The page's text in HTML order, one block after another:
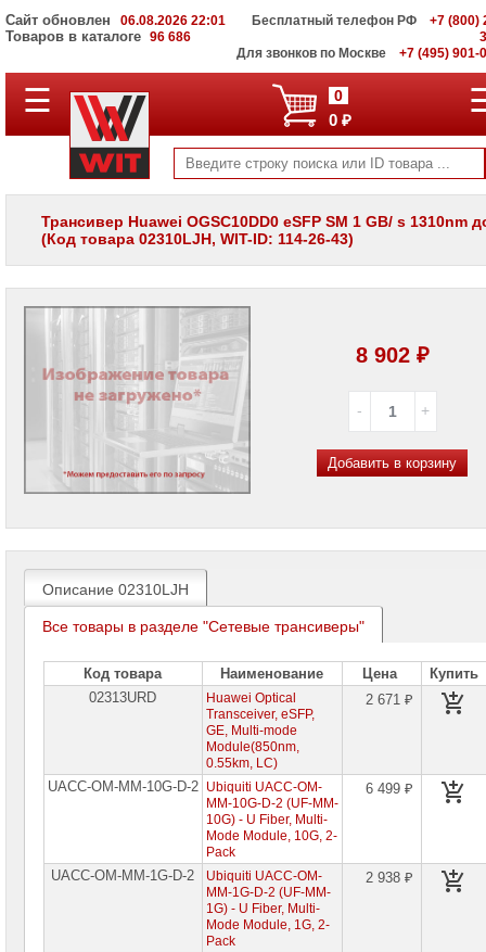
Сайт обновлен 06.08.2026 22:01
Товаров в каталоге 96 686
Бесплатный телефон РФ
+7 (800)
Для звонков по Москве
+7 (495) 901-
ПОЛНЫЙ
КАТАЛОГ
Корпоративные
серверы
WIT
Системы
хранения
VI
Мониторы
и
LCD
панели
проекторов
Brand
Name
Моноблоки
Brand
Компьютеры
МФУ
☰ 0
0 ₽
Трансивер Huawei OGSC10DD0 eSFP SM 1 GB/ s 1310nm
(Код товара 02310LJH, WIT-ID: 114-26-43)
8 902 ₽
Добавить в корзину
Описание 02310LJH
Все товары в разделе "Сетевые трансиверы"
Код товара Наименование Цена
Купить
02313URD
Huawei Optical
Transceiver, eSFP,
GE, Multi-mode
Module(850nm,
0.55km, LC)
2 671 ₽
UACC-OM-MM-10G-D-2 Ubiquiti UACC-OM-
MM-10G-D-2 (UF-MM-
10G) - U Fiber, Multi-
Mode Module, 10G, 2-
Pack
6 499 ₽
UACC-OM-MM-1G-D-2
Ubiquiti UACC-OM-
MM-1G-D-2 (UF-MM-
1G) - U Fiber, Multi-
Mode Module, 1G, 2-
Pack
2 938 ₽